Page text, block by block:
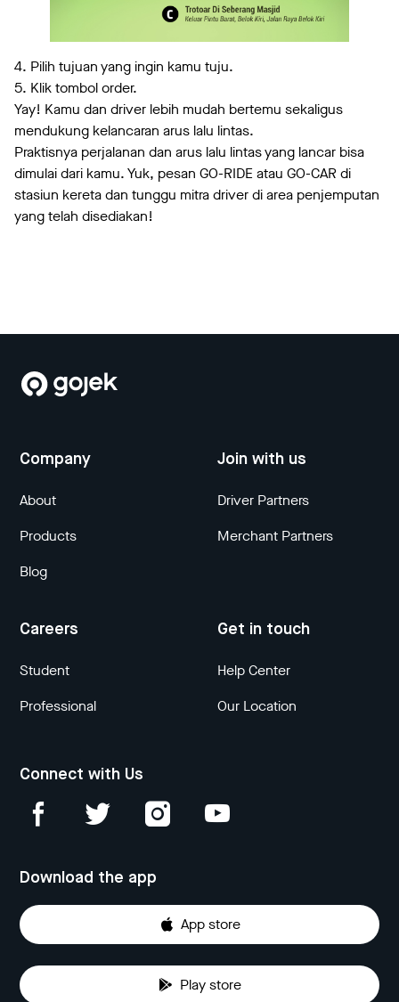
4. Pilih tujuan yang ingin kamu tuju.
5. Klik tombol order.
Yay! Kamu dan driver lebih mudah bertemu sekaligus
mendukung kelancaran arus lalu lintas.
Praktisnya perjalanan dan arus lalu lintas yang lancar bisa
dimulai dari kamu. Yuk, pesan GO-RIDE atau GO-CAR di
stasiun kereta dan tunggu mitra driver di area penjemputan
yang telah disediakan!
Company
About
Products
Blog
Join with us
Driver Partners
Merchant Partners
Careers
Student
Professional
Get in touch
Help Center
Our Location
Connect with Us
Download the app
App store
Play store